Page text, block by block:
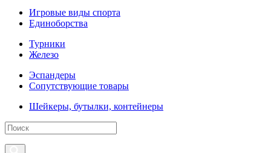
Игровые виды спорта
Единоборства
Турники
Железо
Эспандеры
Сопутствующие товары
Шейкеры, бутылки, контейнеры